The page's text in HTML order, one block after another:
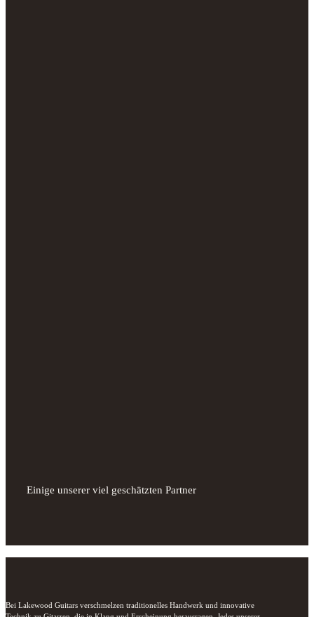
Einige unserer viel geschätzten Partner
Bei Lakewood Guitars verschmelzen traditionelles Handwerk und innovative